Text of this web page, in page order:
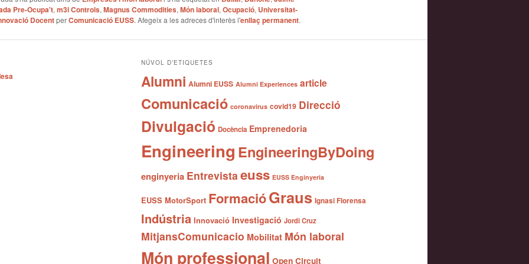
Pre-Ocupa't, m3i Controls, Magnus Commodities, Món laboral, Ocupació, Universitat-
DocentperComunicació EUSS. Afegeix a les adreces d'interès l'enllaç permanent.
NÚVOL D’ETIQUETES
Alumni Alumni EUSS Alumni Experiences article
Comunicació coronavirus covid19 Direcció
Divulgació Docència Emprenedoria
Engineering EngineeringByDoing
enginyeria Entrevista euss EUSS Enginyeria
EUSS MotorSport FormacióGraus Ignasi Florensa
Indústria Innovació Investigació Jordi Cruz
MitjansComunicacio Mobilitat Món laboral
Món professional Open Circuit